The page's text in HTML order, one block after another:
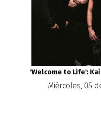
'Welcome to Life':
Miércoles, 05